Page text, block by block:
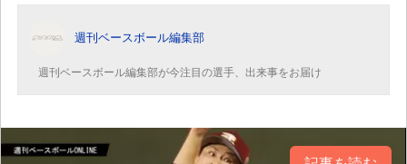
週刊ベースボール編集部
週刊ベースボール編集部が今注目の選手、出来事をお届け